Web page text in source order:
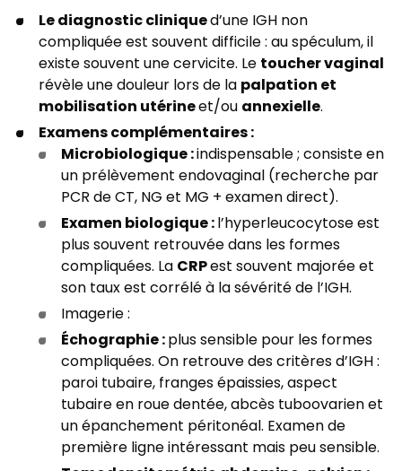
Le diagnostic cliniqued’une IGH non
compliquée est souvent difficile : au spéculum, il
existe souvent une cervicite. Letoucher vaginal
révèle une douleur lors de lapalpation et
mobilisation utérineet/ouannexielle.
Examens complémentaires :
Microbiologique :indispensable ; consiste en
un prélèvement endovaginal (recherche par
PCR de CT, NG et MG + examen direct).
Examen biologique :l’hyperleucocytose est
plus souvent retrouvée dans les formes
compliquées. LaCRPest souvent majorée et
son taux est corrélé à la sévérité de l’IGH.
Imagerie :
Échographie :plus sensible pour les formes
compliquées. On retrouve des critères d’IGH :
paroi tubaire, franges épaissies, aspect
tubaire en roue dentée, abcès tuboovarien et
un épanchement péritonéal. Examen de
première ligne intéressant mais peu sensible.